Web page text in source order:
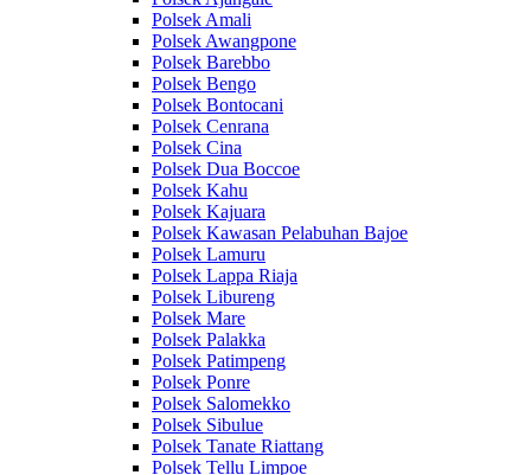
Polsek Amali
Polsek Awangpone
Polsek Barebbo
Polsek Bengo
Polsek Bontocani
Polsek Cenrana
Polsek Cina
Polsek Dua Boccoe
Polsek Kahu
Polsek Kajuara
Polsek Kawasan Pelabuhan Bajoe
Polsek Lamuru
Polsek Lappa Riaja
Polsek Libureng
Polsek Mare
Polsek Palakka
Polsek Patimpeng
Polsek Ponre
Polsek Salomekko
Polsek Sibulue
Polsek Tanate Riattang
Polsek Tellu Limpoe